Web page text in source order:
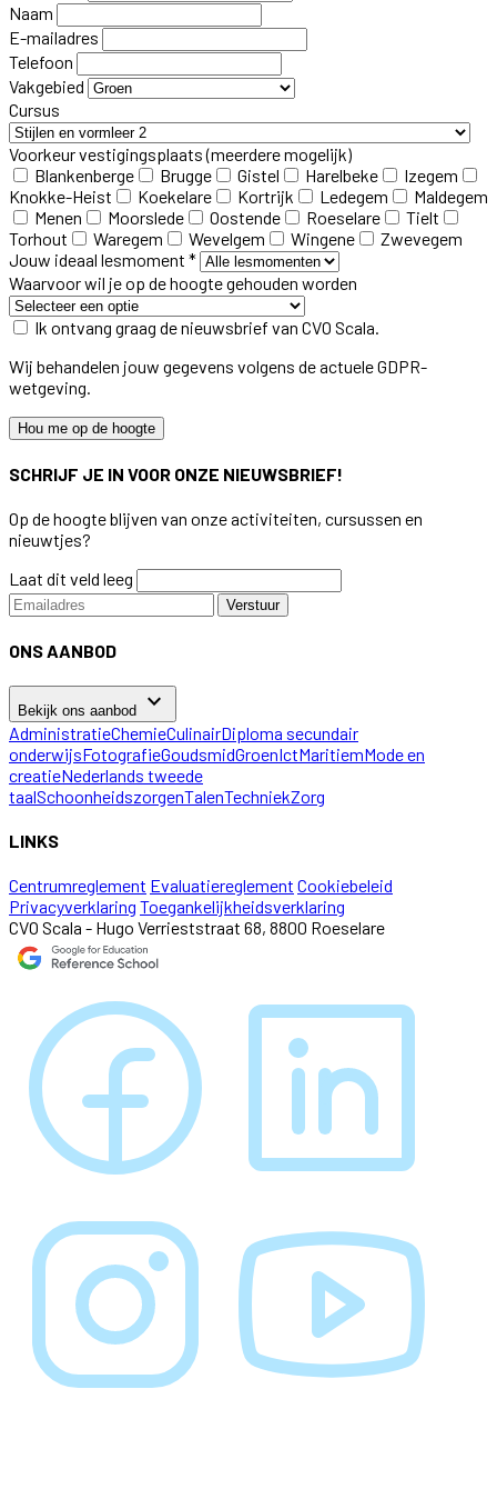
Naam
E-mailadres
Telefoon
Vakgebied
Cursus
Voorkeur vestigingsplaats(meerdere mogelijk)
Blankenberge
Brugge Gistel Harelbeke
Izegem
Knokke-Heist
Koekelare Kortrijk Ledegem
Maldegem
Menen
Moorslede Oostende Roeselare
Tielt
Torhout
Waregem Wevelgem Wingene
Zwevegem
Jouw ideaal lesmoment *
Waarvoor wil je op de hoogte gehouden worden
Ik ontvang graag de nieuwsbrief van CVO Scala.
Wij behandelen jouw gegevens volgens de actuele GDPR-
wetgeving.
Hou me op de hoogte
SCHRIJF JE IN VOOR ONZE NIEUWSBRIEF!
Op de hoogte blijven van onze activiteiten, cursussen en
nieuwtjes?
Laat dit veld leeg
Verstuur
ONS AANBOD
Bekijk ons aanbod keyboard_arrow_down
AdministratieChemieCulinairDiploma secundair
onderwijsFotografieGoudsmidGroenIctMaritiemMode en
creatieNederlands tweede
taalSchoonheidszorgenTalenTechniekZorg
LINKS
Centrumreglement Evaluatiereglement Cookiebeleid
Privacyverklaring Toegankelijkheidsverklaring
CVO Scala - Hugo Verrieststraat 68, 8800 Roeselare